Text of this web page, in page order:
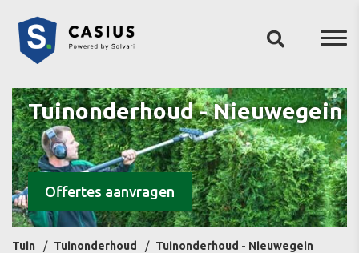
Tuinonderhoud - Nieuwegein
Offertes aanvragen
Tuin Tuinonderhoud Tuinonderhoud - Nieuwegein